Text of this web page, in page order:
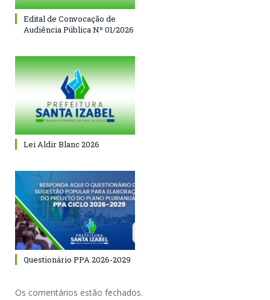
Edital de Convocação de
Audiência Pública Nº 01/2026
Lei Aldir Blanc 2026
Questionário PPA 2026-2029
Os comentários estão fechados.